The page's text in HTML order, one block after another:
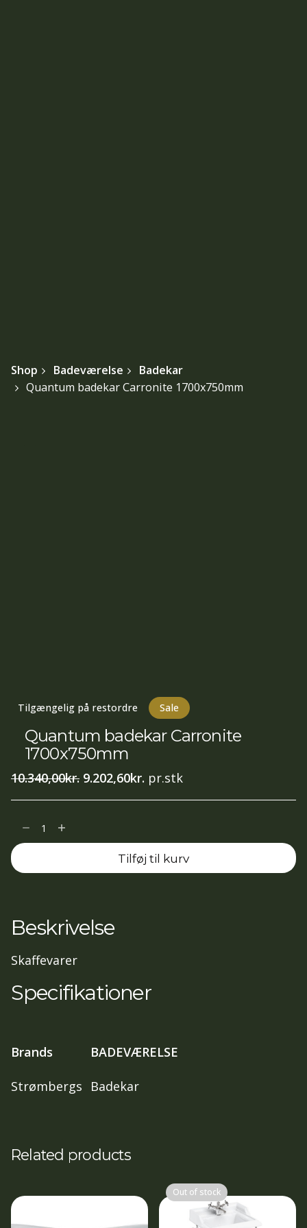
Shop Badeværelse
Badekar
Quantum badekar Carronite 1700x750mm
Tilgængelig på restordre Sale
Quantum badekar Carronite
1700x750mm
10.340,00kr. Den
oprindelige
10.340,00kr..
9.202,60kr. Den
aktuelle
9.202,60kr..
pr.stk
Quantum
badekar
Carronite
Tilføj til kurv
Beskrivelse
Skaffevarer
Specifikationer
Brands BADEVÆRELSE
Strømbergs Badekar
Related products
Out of stock